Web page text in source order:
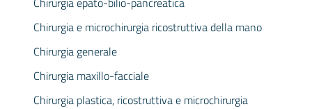
Chirurgia e microchirurgia ricostruttiva della mano
Chirurgia generale
Chirurgia maxillo-facciale
Chirurgia plastica, ricostruttiva e microchirurgia